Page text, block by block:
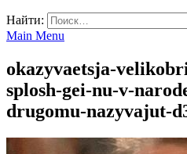
Найти:
Main Menu
okazyvaetsja-
splosh-gei-nu-v-
drugomu-nazyvajut-